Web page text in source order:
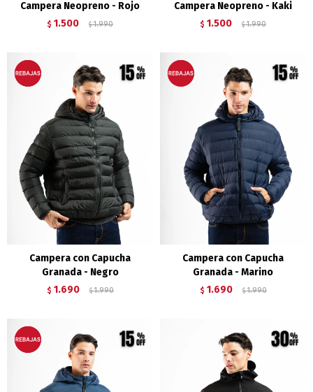
Campera Neopreno - Rojo
$ 1.500 $ 1.990
Campera Neopreno - Kaki
$ 1.500 $ 1.990
Campera con Capucha
Granada - Negro
$ 1.690 $ 1.990
Campera con Capucha
Granada - Marino
$ 1.690 $ 1.990